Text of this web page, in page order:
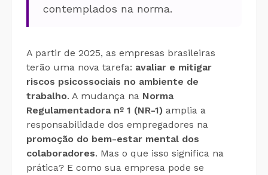
contemplados na norma.
A partir de 2025, as empresas brasileiras
terão uma nova tarefa: avaliar e mitigar
riscos psicossociais no ambiente de
trabalho. A mudança na Norma
Regulamentadora nº 1 (NR-1) amplia a
responsabilidade dos empregadores na
promoção do bem-estar mental dos
colaboradores. Mas o que isso significa na
prática? E como sua empresa pode se